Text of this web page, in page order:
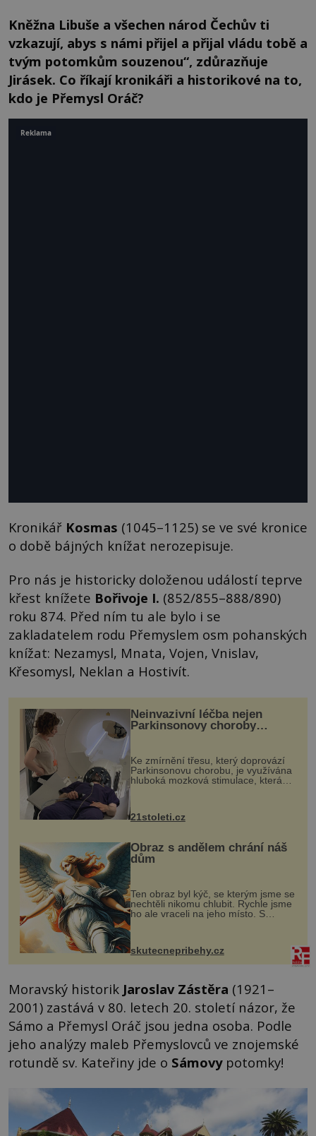
Kněžna Libuše a všechen národ Čechův ti
vzkazují, abys s námi přijel a přijal vládu tobě a
tvým potomkům souzenou“, zdůrazňuje
Jirásek. Co říkají kronikáři a historikové na to,
kdo je Přemysl Oráč?
Kronikář Kosmas (1045–1125) se ve své kronice
o době bájných knížat nerozepisuje.
Pro nás je historicky doloženou událostí teprve
křest knížete Bořivoje I. (852/855–888/890)
roku 874. Před ním tu ale bylo i se
zakladatelem rodu Přemyslem osm pohanských
knížat: Nezamysl, Mnata, Vojen, Vnislav,
Křesomysl, Neklan a Hostivít.
Neinvazivní léčba nejen
Parkinsonovy choroby
Ke zmírnění třesu, který doprovází
Parkinsonovu chorobu, je využívána
hluboká mozková stimulace, která
však vyžaduje vysoce invazivní
k dostatečně přesnému zacílení ...
21stoleti.cz
Obraz s andělem chrání náš
dům
Ten obraz byl kýč, se kterým jsme se
nechtěli nikomu chlubit. Rychle jsme
ho ale vraceli na jeho místo. S
manželem Vaškem jsme si pořídili
chaloupku, takový domek na severu
Čech, kde jsme si naplánova...
skutecnepribehy.cz
Moravský historik Jaroslav Zástěra (1921–
2001) zastává v 80. letech 20. století názor, že
Sámo a Přemysl Oráč jsou jedna osoba. Podle
jeho analýzy maleb Přemyslovců ve znojemské
rotundě sv. Kateřiny jde o Sámovypotomky!
Reklama